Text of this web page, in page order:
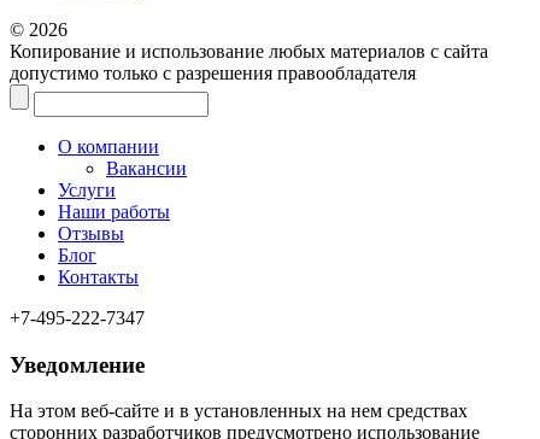
© 2026
Копирование и использование любых материалов с сайта
допустимо только с разрешения правообладателя
О компании
Вакансии
Услуги
Наши работы
Отзывы
Блог
Контакты
+7-495-222-7347
Уведомление
На этом веб‑сайте и в установленных на нем средствах
сторонних разработчиков предусмотрено использование